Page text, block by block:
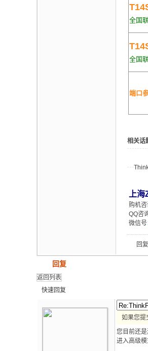
全国
全国
端口
相关话
上
购机咨
QQ咨
微信号
回复
回复
返回列表
快速回复
如果您提
您目前还
进入高级